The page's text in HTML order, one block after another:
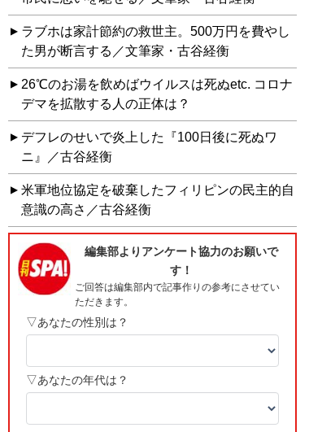
ラブホは家計節約の救世主。500万円を費やし
た男が断言する／文筆家・古谷経衡
26℃のお湯を飲めばウイルスは死ぬetc. コロナ
デマを拡散する人の正体は？
デフレのせいで炎上した『100日後に死ぬワ
ニ』／古谷経衡
米軍地位協定を破棄したフィリピンの民主的自
意識の高さ／古谷経衡